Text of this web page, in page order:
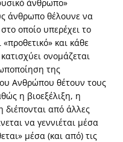
άνθρωπο»
άνθρωπο θέλουνε να
οποίο υπερέχει το
και κάθε
ονομάζεται
της
Ανθρώπου θέτουν τους
η βιοεξέλιξη, η
διέπονται από άλλες
να γεννιέται μέσα
μέσα (και από) τις